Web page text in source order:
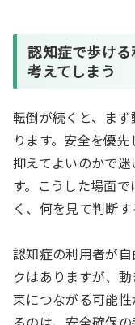
認知症で歩け
考えてしまう
転倒が続くと、ま
ります。安全を優
抑えてよいのかで
す。こうした場面
く、何を見て判断
認知症の利用者が
クはありますが、
束につながる可能